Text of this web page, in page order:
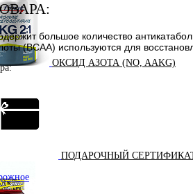
ОКСИД АЗОТА (NO, AAKG)
ПОДАРОЧНЫЙ
большое количество
(ВСАА) используются для